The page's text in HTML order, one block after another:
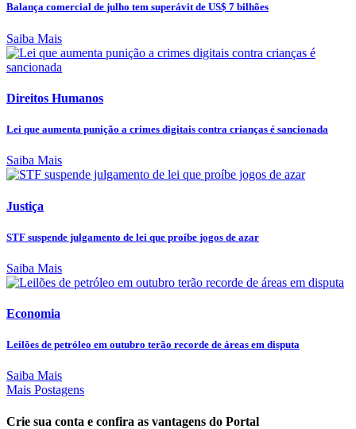
Balança comercial de julho tem superávit de US$ 7 bilhões
Saiba Mais
Direitos Humanos
Lei que aumenta punição a crimes digitais contra crianças é sancionada
Saiba Mais
Justiça
STF suspende julgamento de lei que proíbe jogos de azar
Saiba Mais
Economia
Leilões de petróleo em outubro terão recorde de áreas em disputa
Saiba Mais
Mais Postagens
Crie sua conta e confira as vantagens do Portal